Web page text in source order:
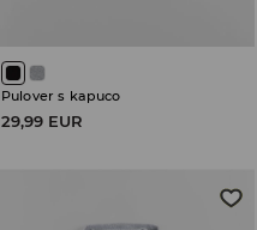
Pulover s kapuco
29,99 EUR